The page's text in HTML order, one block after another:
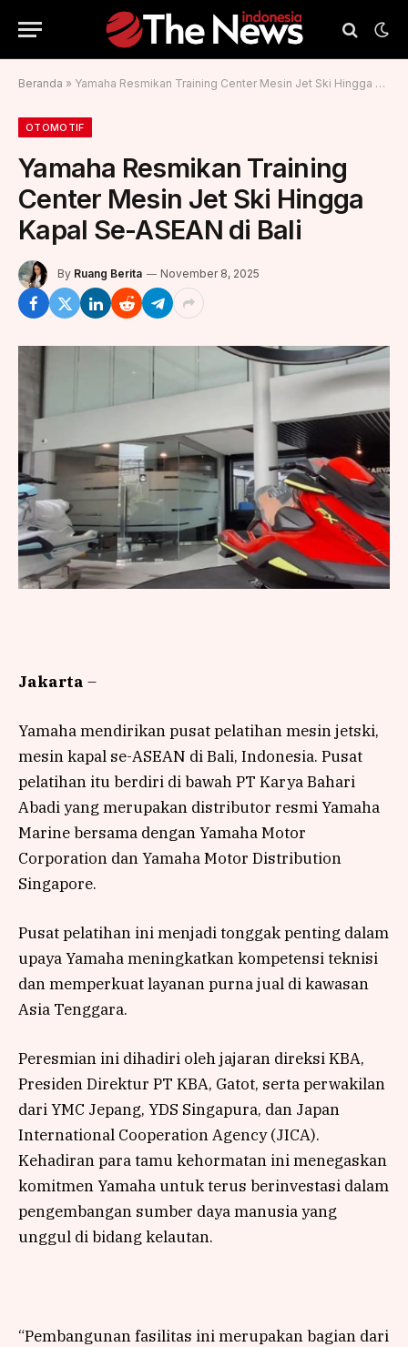
Beranda » Yamaha Resmikan Training Center Mesin Jet Ski Hingga Kapal Se-ASEAN di Bali
OTOMOTIF
Yamaha Resmikan Training
Center Mesin Jet Ski Hingga
Kapal Se-ASEAN di Bali
By Ruang Berita November 8, 2025
Jakarta –
Yamaha mendirikan pusat pelatihan mesin jetski,
mesin kapal se-ASEAN di Bali, Indonesia. Pusat
pelatihan itu berdiri di bawah PT Karya Bahari
Abadi yang merupakan distributor resmi Yamaha
Marine bersama dengan Yamaha Motor
Corporation dan Yamaha Motor Distribution
Singapore.
Pusat pelatihan ini menjadi tonggak penting dalam
upaya Yamaha meningkatkan kompetensi teknisi
dan memperkuat layanan purna jual di kawasan
Asia Tenggara.
Peresmian ini dihadiri oleh jajaran direksi KBA,
Presiden Direktur PT KBA, Gatot, serta perwakilan
dari YMC Jepang, YDS Singapura, dan Japan
International Cooperation Agency (JICA).
Kehadiran para tamu kehormatan ini menegaskan
komitmen Yamaha untuk terus berinvestasi dalam
pengembangan sumber daya manusia yang
unggul di bidang kelautan.
“Pembangunan fasilitas ini merupakan bagian dari